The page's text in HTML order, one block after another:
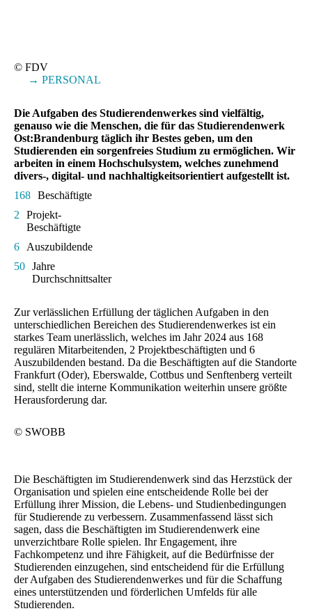
© FDV
→ PERSONAL
Die Aufgaben des Studierendenwerkes sind vielfältig,
genauso wie die Menschen, die für das Studierendenwerk
Ost:Brandenburg täglich ihr Bestes geben, um den
Studierenden ein sorgenfreies Studium zu ermöglichen. Wir
arbeiten in einem Hochschulsystem, welches zunehmend
divers-, digital- und nachhaltigkeitsorientiert aufgestellt ist.
168 Beschäftigte
2
Projekt-
Beschäftigte
6
Auszubildende
50 Jahre
Durchschnittsalter
Zur verlässlichen Erfüllung der täglichen Aufgaben in den
unterschiedlichen Bereichen des Studierendenwerkes ist ein
starkes Team unerlässlich, welches im Jahr 2024 aus 168
regulären Mitarbeitenden, 2 Projektbeschäftigten und 6
Auszubildenden bestand. Da die Beschäftigten auf die Standorte
Frankfurt (Oder), Eberswalde, Cottbus und Senftenberg verteilt
sind, stellt die interne Kommunikation weiterhin unsere größte
Herausforderung dar.
© SWOBB
Die Beschäftigten im Studierendenwerk sind das Herzstück der
Organisation und spielen eine entscheidende Rolle bei der
Erfüllung ihrer Mission, die Lebens- und Studienbedingungen
für Studierende zu verbessern. Zusammenfassend lässt sich
sagen, dass die Beschäftigten im Studierendenwerk eine
unverzichtbare Rolle spielen. Ihr Engagement, ihre
Fachkompetenz und ihre Fähigkeit, auf die Bedürfnisse der
Studierenden einzugehen, sind entscheidend für die Erfüllung
der Aufgaben des Studierendenwerkes und für die Schaffung
eines unterstützenden und förderlichen Umfelds für alle
Studierenden.